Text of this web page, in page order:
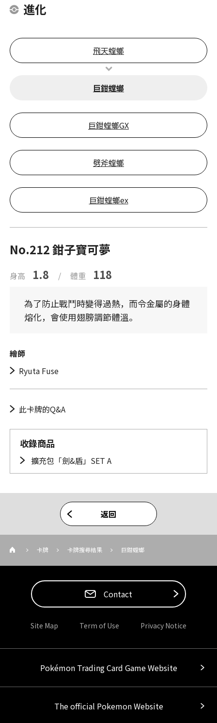
進化
飛天螳螂
巨鉗螳螂
巨鉗螳螂GX
劈斧螳螂
巨鉗螳螂ex
No.212 鉗子寶可夢
身高 1.8 / 體重 118
為了防止戰鬥時變得過熱，而令金屬的身體
熔化，會使用翅膀調節體溫。
繪師
Ryuta Fuse
此卡牌的Q&A
收錄商品
擴充包「劍&盾」SET A
返回
卡牌 卡牌搜尋結果 巨鉗螳螂
Contact
Site Map Term of Use Privacy Notice
Pokémon Trading Card Game Website
The official Pokemon Website